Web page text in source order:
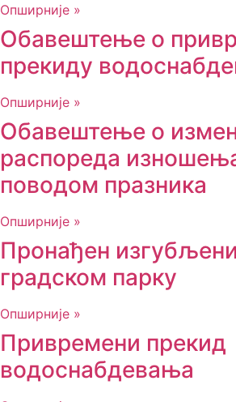
Опширније »
Обавештење о
прекиду
Опширније »
Обавештење о
распореда
поводом празника
Опширније »
Пронађен
градском парку
Опширније »
Привремени прекид
водоснабдевања